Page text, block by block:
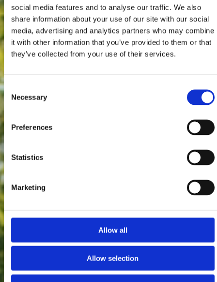
social media features and to analyse our traffic. We also
share information about your use of our site with our social
media, advertising and analytics partners who may combine
it with other information that you’ve provided to them or that
they’ve collected from your use of their services.
Consent
Selection
Necessary
Preferences
Statistics
Marketing
Allow all
Allow selection